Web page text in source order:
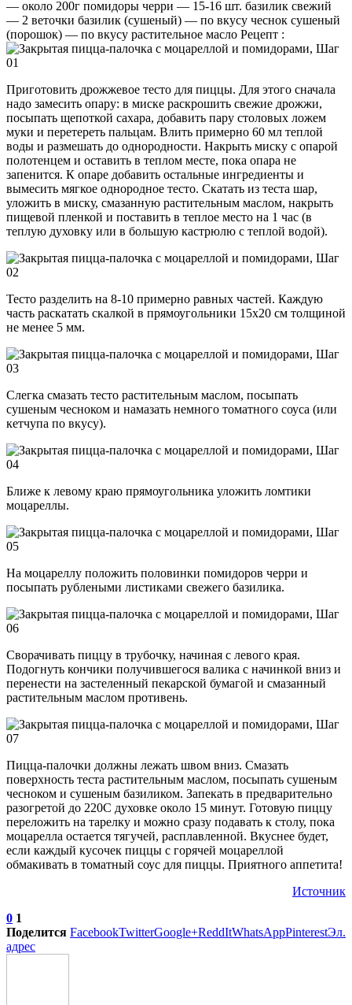
— около 200г помидоры черри — 15-16 шт. базилик свежий
— 2 веточки базилик (сушеный) — по вкусу чеснок сушеный
(порошок) — по вкусу растительное масло Рецепт :
Приготовить дрожжевое тесто для пиццы. Для этого сначала
надо замесить опару: в миске раскрошить свежие дрожжи,
посыпать щепоткой сахара, добавить пару столовых ложем
муки и перетереть пальцам. Влить примерно 60 мл теплой
воды и размешать до однородности. Накрыть миску с опарой
полотенцем и оставить в теплом месте, пока опара не
запенится. К опаре добавить остальные ингредиенты и
вымесить мягкое однородное тесто. Скатать из теста шар,
уложить в миску, смазанную растительным маслом, накрыть
пищевой пленкой и поставить в теплое место на 1 час (в
теплую духовку или в большую кастрюлю с теплой водой).
Тесто разделить на 8-10 примерно равных частей. Каждую
часть раскатать скалкой в прямоугольники 15х20 см толщиной
не менее 5 мм.
Слегка смазать тесто растительным маслом, посыпать
сушеным чесноком и намазать немного томатного соуса (или
кетчупа по вкусу).
Ближе к левому краю прямоугольника уложить ломтики
моцареллы.
На моцареллу положить половинки помидоров черри и
посыпать рублеными листиками свежего базилика.
Сворачивать пиццу в трубочку, начиная с левого края.
Подогнуть кончики получившегося валика с начинкой вниз и
перенести на застеленный пекарской бумагой и смазанный
растительным маслом противень.
Пицца-палочки должны лежать швом вниз. Смазать
поверхность теста растительным маслом, посыпать сушеным
чесноком и сушеным базиликом. Запекать в предварительно
разогретой до 220С духовке около 15 минут. Готовую пиццу
переложить на тарелку и можно сразу подавать к столу, пока
моцарелла остается тягучей, расплавленной. Вкуснее будет,
если каждый кусочек пиццы с горячей моцареллой
обмакивать в томатный соус для пиццы. Приятного аппетита!
Источник
0 1
Поделится FacebookTwitterGoogle+ReddItWhatsAppPinterestЭл.
адрес